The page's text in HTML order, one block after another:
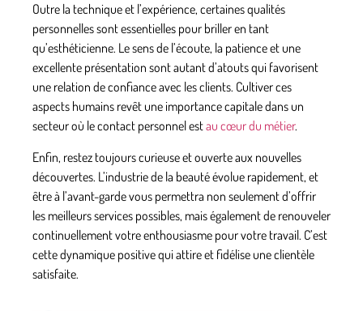
Outre la technique et l’expérience, certainesqualités
personnellessont essentielles pour briller en tant
qu’esthéticienne. Le sens de l’écoute, la patience et une
excellente présentation sont autant d’atouts qui favorisent
une relation de confiance avec les clients. Cultiver ces
aspects humains revêt une importance capitale dans un
secteur où le contact personnel estau cœur du métier.
Enfin, restez toujours curieuse et ouverte aux nouvelles
découvertes. L’industrie de la beauté évolue rapidement, et
être à l’avant-garde vous permettra non seulement d’offrir
les meilleurs services possibles, mais également de renouveler
continuellement votre enthousiasme pour votre travail. C’est
cette dynamique positive qui attire et fidélise uneclientèle
satisfaite.